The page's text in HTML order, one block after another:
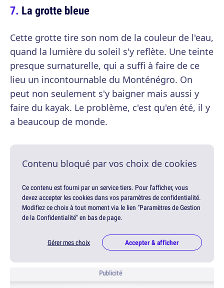
La grotte bleue
Cette grotte tire son nom de la couleur de l'eau,
quand la lumière du soleil s'y reflète. Une teinte
presque surnaturelle, qui a suffi à faire de ce
lieu un incontournable du Monténégro. On
peut non seulement s'y baigner mais aussi y
faire du kayak. Le problème, c'est qu'en été, il y
a beaucoup de monde.
Contenu bloqué par vos choix de cookies
Ce contenu est fourni par un service tiers. Pour l'afficher, vous
devez accepter les cookies dans vos paramètres de confidentialité.
Modifiez ce choix à tout moment via le lien "Paramètres de Gestion
de la Confidentialité" en bas de page.
Gérer mes choix Accepter & afficher
Publicité